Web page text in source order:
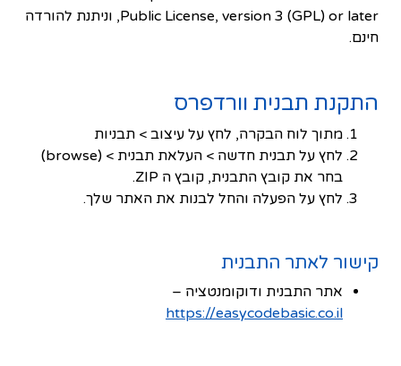
Public License, version 3 (GPL) or later, וניתנת להורדה
חינם.
התקנת תבנית וורדפרס
מתוך לוח הבקרה, לחץ על עיצוב > תבניות
לחץ על תבנית חדשה > העלאת תבנית > (browse)
בחר את קובץ התבנית, קובץ ה ZIP.
לחץ על הפעלה והחל לבנות את האתר שלך.
קישור לאתר התבנית
אתר התבנית ודוקומנטציה –
https://easycodebasic.co.il